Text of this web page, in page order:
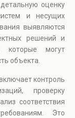
оценку
и несущих
выявляются
решений и
которые могут
объекта.
контроль
проверку
соответствия
Это